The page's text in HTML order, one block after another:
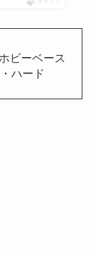
ビーベース
ハード